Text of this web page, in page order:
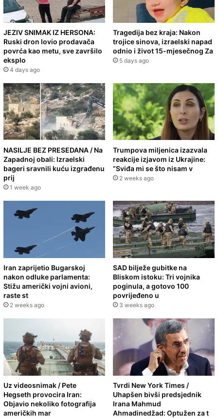
JEZIV SNIMAK IZ HERSONA:
Ruski dron lovio prodavača
povrća kao metu, sve završilo
eksplo
4 days ago
Tragedija bez kraja: Nakon
trojice sinova, izraelski napad
odnio i život 15-mjesečnog Za
5 days ago
NASILJE BEZ PRESEDANA / Na
Zapadnoj obali: Izraelski
bageri sravnili kuću izgrađenu
prij
1 week ago
Trumpova miljenica izazvala
reakcije izjavom iz Ukrajine:
“Sviđa mi se što nisam v
2 weeks ago
Iran zaprijetio Bugarskoj
nakon odluke parlamenta:
Stižu američki vojni avioni,
raste st
2 weeks ago
SAD bilježe gubitke na
Bliskom istoku: Tri vojnika
poginula, a gotovo 100
povrijeđeno u
3 weeks ago
Uz videosnimak / Pete
Hegseth provocira Iran:
Objavio nekoliko fotografija
američkih mar
Tvrdi New York Times /
Uhapšen bivši predsjednik
Irana Mahmud
Ahmadinedžad: Optužen za t